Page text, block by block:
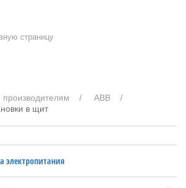
страницу
ABB
в щит
электропитания